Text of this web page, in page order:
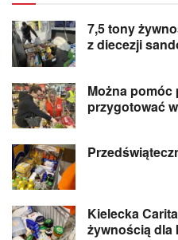
7,5 tony
z diecezji
Można
przygotować
Kielecka
żywnością dla